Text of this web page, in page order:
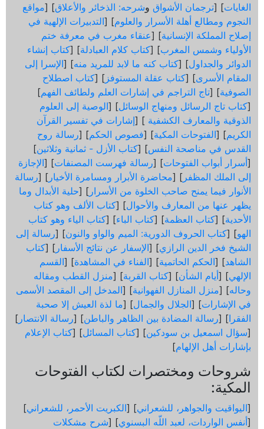
الغايات] [ترجمان الأشواق وشرحه: الذخائر والأعلاق] [مواقع
النجوم ومطالع أهلة الأسرار والعلوم] [التدبيرات الإلهية في
إصلاح المملكة الإنسانية] [عنقاء مغرب في معرفة ختم
الأولياء وشمس المغرب] [كتاب كلام العبادلة] [كتاب إنشاء
الدوائر والجداول] [كتاب كنه ما لابد للمريد منه] [الإسرا إلى
المقام الأسرى] [كتاب عقلة المستوفز ] [كتاب اصطلاح
الصوفية] [تاج التراجم في إشارات العلم ولطائف الفهم]
[كتاب تاج الرسائل ومنهاج الوسائل] [الوصية إلى العلوم
الذوقية والمعارف الكشفية ] [إشارات في تفسير القرآن
الكريم] [الفتوحات المكية] [فصوص الحكم] [رسالة روح
القدس في مناصحة النفس] [كتاب الأزل - ثمانية وثلاثين]
[أسرار أبواب الفتوحات] [رسالة فهرست المصنفات] [الإجازة
إلى الملك المظفر ] [محاضرة الأبرار ومسامرة الأخيار ] [رسالة
الأنوار فيما يمنح صاحب الخلوة من الأسرار ] [حلية الأبدال وما
يظهر عنها من المعارف والأحوال] [كتاب الألف وهو كتاب
الأحدية] [كتاب العظمة] [كتاب الباء] [كتاب الياء وهو كتاب
الهو] [كتاب الحروف الدورية: الميم والواو والنون] [رسالة إلى
الشيخ فخر الدين الرازي] [الإسفار عن نتائج الأسفار ] [كتاب
الشاهد] [الحكم الحاتمية] [الفناء في المشاهدة] [القسم
الإلهي] [أيام الشأن] [كتاب القربة] [منزل القطب ومقاله
وحاله] [منزل المنازل الفهوانية] [المدخل إلى المقصد الأسمى
في الإشارات] [الجلال والجمال] [ما لذة العيش إلا صحبة
الفقرا] [رسالة المضادة بين الظاهر والباطن] [رسالة الانتصار ]
[سؤال اسمعيل بن سودكين] [كتاب المسائل] [كتاب الإعلام
بإشارات أهل الإلهام]
شروحات ومختصرات لكتاب الفتوحات
المكية:
[اليواقيت والجواهر، للشعراني] [الكبريت الأحمر، للشعراني]
[أنفس الواردات، لعبد اللّه البسنوي] [شرح مشكلات